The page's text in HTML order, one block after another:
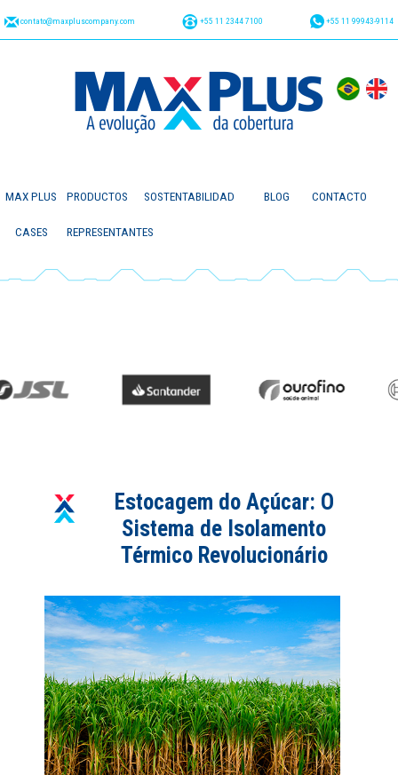
contato@maxpluscompany.com +55 11 2344 7100 +55 11 99943-9114
MAX PLUS PRODUCTOS SOSTENTABILIDAD BLOG CONTACTO
CASES REPRESENTANTES
Estocagem do Açúcar: O
Sistema de Isolamento
Térmico Revolucionário